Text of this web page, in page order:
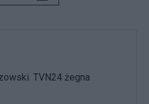
TVN24 żegna